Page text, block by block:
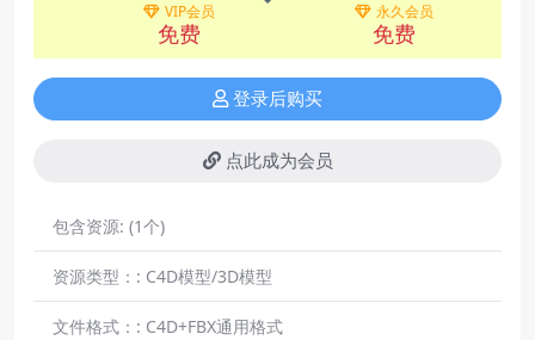
VIP会员
免费
永久会员
免费
登录后购买
点此成为会员
包含资源: (1个)
资源类型：: C4D模型/3D模型
文件格式：: C4D+FBX通用格式